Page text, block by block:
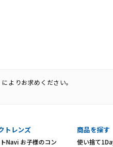
よりお求めください。
トレンズ
Navi お子様のコン
商品を探す
使い捨て